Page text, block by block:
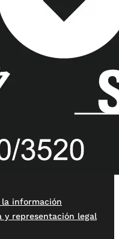
la información
y representación legal